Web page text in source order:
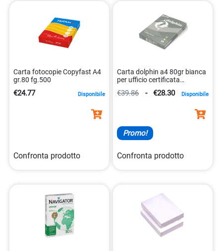
rapida e conveniente direttamente a casa tua, garantendo
che tu abbia sempre a disposizione la carta giusta per ogni
Carta fotocopie Copyfast A4
gr.80 fg.500
€24.77 Disponibile
Confronta prodotto
Carta dolphin a4 80gr bianca
per ufficio certificata
€39.86 - €28.30 Disponibile
Promo!
Confronta prodotto